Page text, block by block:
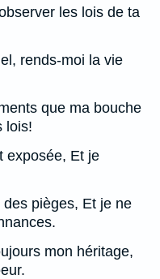
les lois de ta
rends-moi la vie
que ma bouche
lois!
exposée, Et je
pièges, Et je ne
mon héritage,